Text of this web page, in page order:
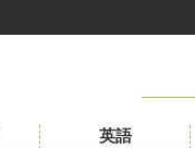
英語